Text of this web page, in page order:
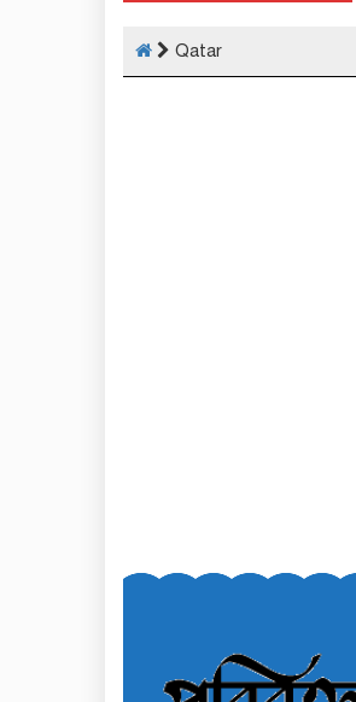
Qatar